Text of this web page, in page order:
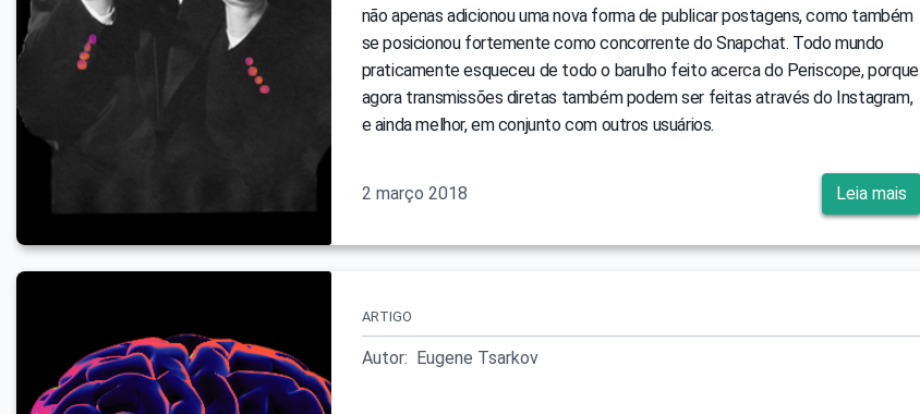
não apenas adicionou uma nova forma de publicar postagens, como também
se posicionou fortemente como concorrente do Snapchat. Todo mundo
praticamente esqueceu de todo o barulho feito acerca do Periscope, porque
agora transmissões diretas também podem ser feitas através do Instagram,
e ainda melhor, em conjunto com outros usuários.
2 março 2018 Leia mais
ARTIGO
Autor: Eugene Tsarkov